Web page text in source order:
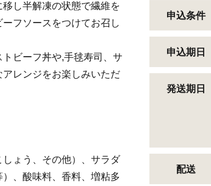
し半解凍の状態で繊維を
フソースをつけてお召し
ビーフ丼や,手毬寿司、サ
レンジをお楽しみいただ
ょう、その他）、サラダ
、酸味料、香料、増粘多
申込条件
申込期日
発送期日
配送